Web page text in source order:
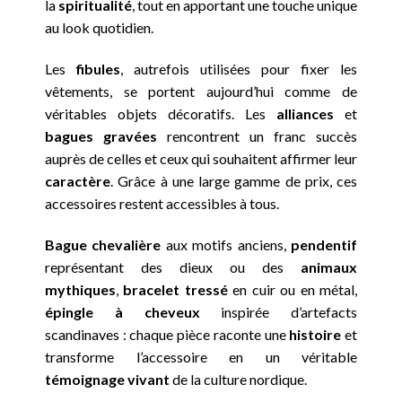
la spiritualité, tout en apportant une touche unique
au look quotidien.
Lesfibules , autrefois utilisées pour fixer les
vêtements, se portent aujourd’hui comme de
véritables objets décoratifs. Les alliances et
bagues gravées rencontrent un franc succès
auprès de celles et ceux qui souhaitent affirmer leur
caractère . Grâce à une large gamme de prix, ces
accessoires restent accessibles à tous.
Bague chevalière aux motifs anciens, pendentif
représentant des dieux ou des animaux
mythiques bracelet tresséen cuir ou en métal,
épingle à cheveux inspirée d’artefacts
scandinaves : chaque pièce raconte une histoire et
transforme l’accessoire en un véritable
témoignage vivant de la culture nordique.